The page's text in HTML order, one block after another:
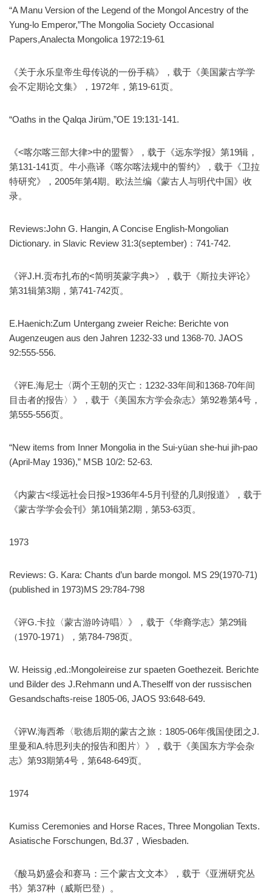
“A Manu Version of the Legend of the Mongol Ancestry of the
Yung-lo Emperor,”The Mongolia Society Occasional
Papers,Analecta Mongolica 1972:19-61
《关于永乐皇帝生母传说的一份手稿》，载于《美国蒙古学学
会不定期论文集》，1972年，第19-61页。
“Oaths in the Qalqa Jirüm,”OE 19:131-141.
《<喀尔喀三部大律>中的盟誓》，载于《远东学报》第19辑，
第131-141页。牛小燕译《喀尔喀法规中的誓约》，载于《卫拉
特研究》，2005年第4期。欧法兰编《蒙古人与明代中国》收
录。
Reviews:John G. Hangin, A Concise English-Mongolian
Dictionary. in Slavic Review 31:3(september)：741-742.
《评J.H.贡布扎布的<简明英蒙字典>》，载于《斯拉夫评论》
第31辑第3期，第741-742页。
E.Haenich:Zum Untergang zweier Reiche: Berichte von
Augenzeugen aus den Jahren 1232-33 und 1368-70. JAOS
92:555-556.
《评E.海尼士〈两个王朝的灭亡：1232-33年间和1368-70年间
目击者的报告〉》，载于《美国东方学会杂志》第92卷第4号，
第555-556页。
“New items from Inner Mongolia in the Sui-yüan she-hui jih-pao
(April-May 1936),” MSB 10/2: 52-63.
《内蒙古<绥远社会日报>1936年4-5月刊登的几则报道》，载于
《蒙古学学会会刊》第10辑第2期，第53-63页。
1973
Reviews: G. Kara: Chants d’un barde mongol. MS 29(1970-71)
(published in 1973)MS 29:784-798
《评G.卡拉〈蒙古游吟诗唱〉》，载于《华裔学志》第29辑
（1970-1971），第784-798页。
W. Heissig ,ed.:Mongoleireise zur spaeten Goethezeit. Berichte
und Bilder des J.Rehmann und A.Theselff von der russischen
Gesandschafts-reise 1805-06, JAOS 93:648-649.
《评W.海西希〈歌德后期的蒙古之旅：1805-06年俄国使团之J.
里曼和A.特思列夫的报告和图片〉》，载于《美国东方学会杂
志》第93期第4号，第648-649页。
1974
Kumiss Ceremonies and Horse Races, Three Mongolian Texts.
Asiatische Forschungen, Bd.37，Wiesbaden.
《酸马奶盛会和赛马：三个蒙古文文本》，载于《亚洲研究丛
书》第37种（威斯巴登）。